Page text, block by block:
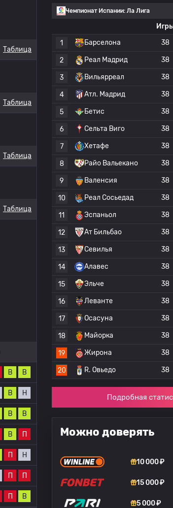
Таблица
Таблица
Таблица
Таблица
В В
В Н
В В
В П
П Н
П П
П В
Чемпионат Испании: Ла Лига
1
Барселона 38
2 Реал Мадрид 38
3 Вильярреал 38
4 Атл. Мадрид 38
5 Бетис 38
6 Сельта Виго 38
7 Хетафе 38
8 Райо Вальекано 38
9 Валенсия 38
10 Реал Сосьедад 38
11 Эспаньол 38
12 Ат Бильбао 38
13 Севилья 38
14 Алавес 38
15 Эльче 38
16 Леванте 38
17 Осасуна 38
18 Майорка 38
19 Жирона 38
20 R. Овьедо 38
Подробная
Можно доверять
10 000 ₽
15 000 ₽
5 000 ₽